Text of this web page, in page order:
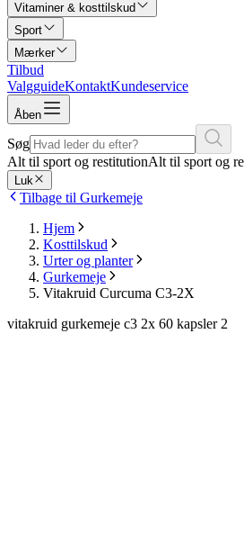
Vitaminer & kosttilskud
Sport
Mærker
Tilbud
ValgguideKontaktKundeservice
Åben
Søg
Alt til sport og restitutionAlt til sport og
Luk
Tilbage til Gurkemeje
Hjem
Kosttilskud
Urter og planter
Gurkemeje
Vitakruid Curcuma C3-2X
vitakruid gurkemeje c3 2x 60 kapsler 2